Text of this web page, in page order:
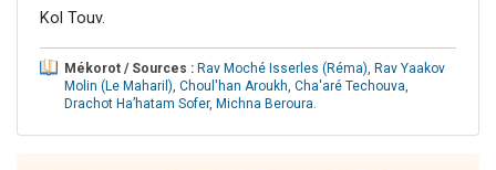
Kol Touv.
Mékorot / Sources : Rav Moché Isserles (Réma), Rav Yaakov
Molin (Le Maharil), Choul'han Aroukh, Cha'aré Techouva,
Drachot Ha’hatam Sofer, Michna Beroura.